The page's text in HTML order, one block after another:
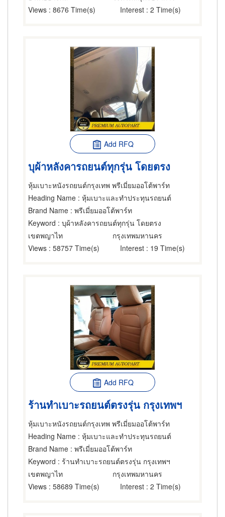
Views : 8676 Time(s) Interest : 2 Time(s)
Add RFQ
บุผ้าหลังคารถยนต์ทุกรุ่น โดยตรง
หุ้มเบาะหนังรถยนต์กรุงเทพ พรีเมี่ยมออโต้พาร์ท
Heading Name : หุ้มเบาะและทำประทุนรถยนต์
Brand Name : พรีเมี่ยมออโต้พาร์ท
Keyword : บุผ้าหลังคารถยนต์ทุกรุ่น โดยตรง
เขตพญาไท
กรุงเทพมหานคร
Views : 58757 Time(s) Interest : 19 Time(s)
Add RFQ
ร้านทำเบาะรถยนต์ตรงรุ่น กรุงเทพฯ
หุ้มเบาะหนังรถยนต์กรุงเทพ พรีเมี่ยมออโต้พาร์ท
Heading Name : หุ้มเบาะและทำประทุนรถยนต์
Brand Name : พรีเมี่ยมออโต้พาร์ท
Keyword : ร้านทำเบาะรถยนต์ตรงรุ่น กรุงเทพฯ
เขตพญาไท
กรุงเทพมหานคร
Views : 58689 Time(s) Interest : 2 Time(s)